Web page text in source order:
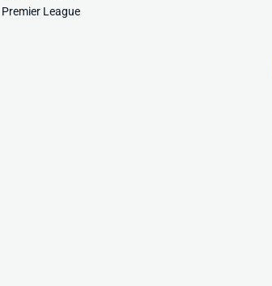
Premier League